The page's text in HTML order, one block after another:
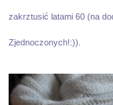
zakrztusić latami 60 (na
Zjednoczonych!:)).